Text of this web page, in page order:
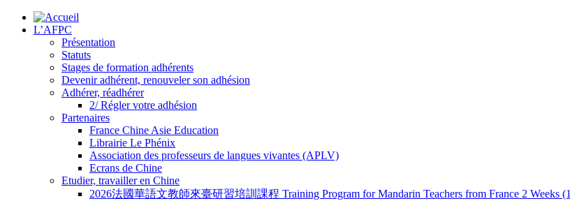
L’AFPC
Présentation
Statuts
Stages de formation adhérents
Devenir adhérent, renouveler son adhésion
Adhérer, réadhérer
2/ Régler votre adhésion
Partenaires
France Chine Asie Education
Librairie Le Phénix
Association des professeurs de langues vivantes (APLV)
Ecrans de Chine
Etudier, travailler en Chine
2026法國華語文教師來臺研習培訓課程 Training Program for Mandarin Teachers from France 2 Weeks